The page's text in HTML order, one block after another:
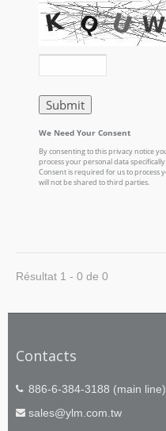
Résultat 1 - 0 de 0
Contacts
886-6-384-3188 (main line)
sales@ylm.com.tw